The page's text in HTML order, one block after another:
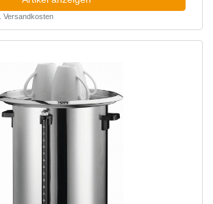
Versandkosten